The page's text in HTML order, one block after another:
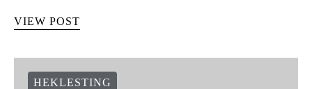
VIEW POST
HEKLESTING